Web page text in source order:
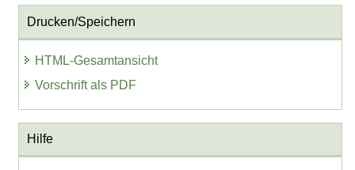
Drucken/Speichern
HTML-Gesamtansicht
Vorschrift als PDF
Hilfe